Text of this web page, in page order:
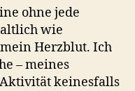
ohne jede
wie
Herzblut. Ich
– meines
keinesfalls